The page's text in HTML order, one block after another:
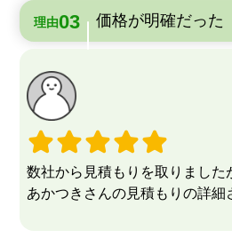
工事の際、塗装の職人さんはと
寧な仕事はもちろん、細かなと
足場の職人さん、大工さん、皆
持ちよくお任せできました。
毎日進捗状況を伝えていただけ
今回初めての塗装でしたが、社
皆さんの丁寧で親切な対応で安
ができ、仕上がりも大変満足で
理由 価格が明確だった
数社から見積もりを取りました
あかつきさんの見積もりの詳細